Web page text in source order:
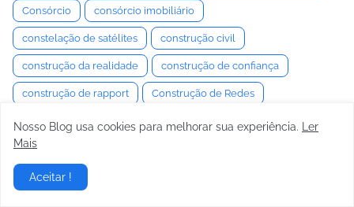
Consórcio consórcio imobiliário
constelação de satélites construção civil
construção da realidade construção de confiança
construção de rapport Construção de Redes
construção de relacionamentos Construção Irregular
Consultoria
Consumo de combustível
Nosso Blog usa cookies para melhorar sua experiência.
Ler
Mais
Aceitar !